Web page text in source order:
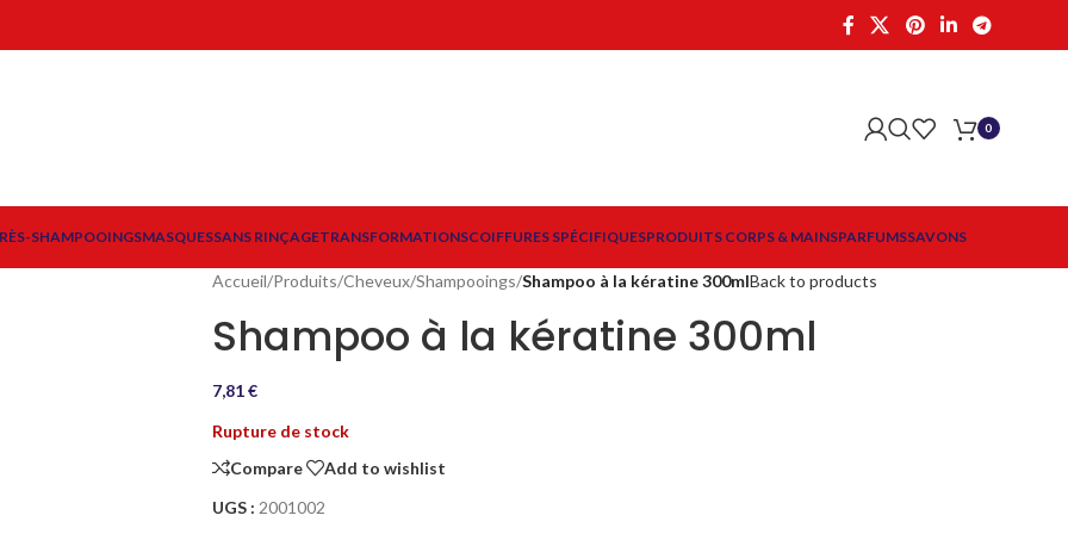
0
SHAMPOOINGSMASQUESSANS RINÇAGETRANSFORMATIONSCOIFFURES SPÉCIFIQUESPRODUITS CORPS & MAINSPARFUMSSAVONS
Accueil/Produits/Cheveux/Shampooings/Shampoo à la kératine 300mlBack to products
Shampoo à la kératine 300ml
7,81€
Rupture de stock
Compare
Add to wishlist
UGS : 2001002